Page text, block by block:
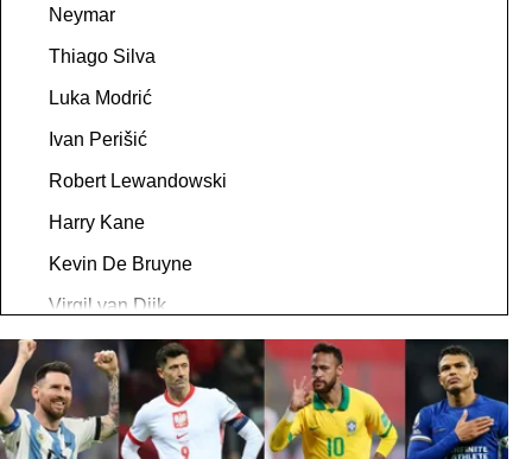
Neymar
Thiago Silva
Luka Modrić
Ivan Perišić
Robert Lewandowski
Harry Kane
Kevin De Bruyne
Virgil van Dijk
Guillermo Ochoa
James Rodríguez
Lionel Messi